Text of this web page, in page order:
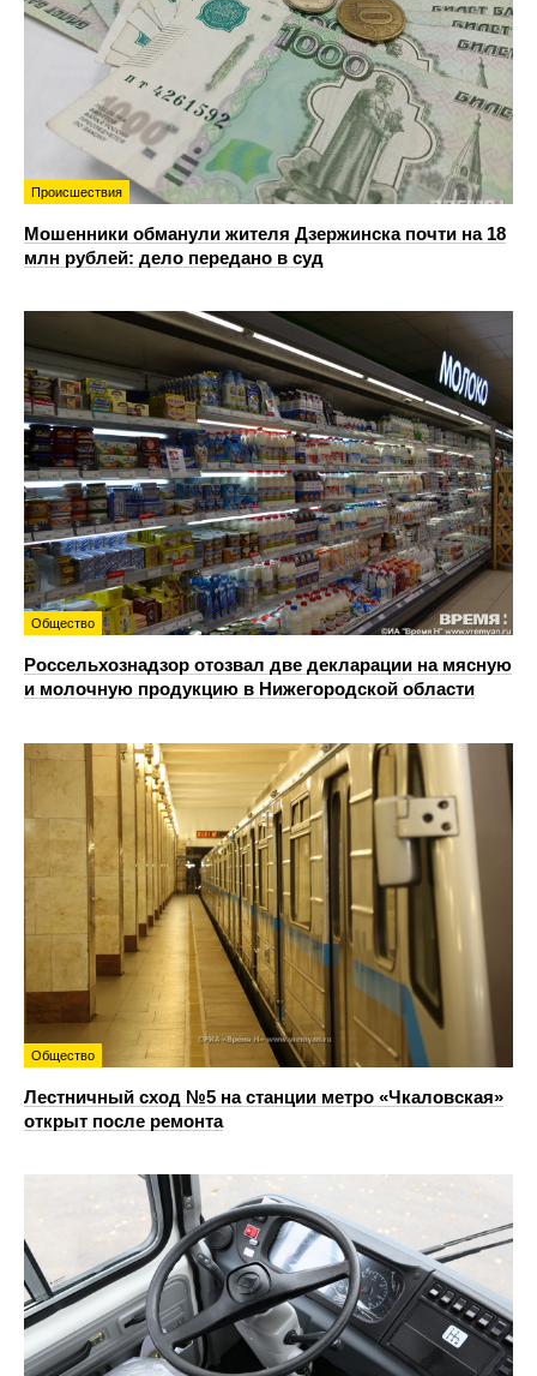
Происшествия
Мошенники обманули жителя Дзержинска почти на 18
млн рублей: дело передано в суд
Общество
Россельхознадзор отозвал две декларации на мясную
и молочную продукцию в Нижегородской области
Общество
Лестничный сход №5 на станции метро «Чкаловская»
открыт после ремонта